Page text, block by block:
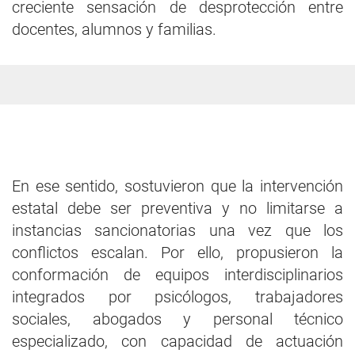
creciente sensación de desprotección entre
docentes, alumnos y familias.
En ese sentido, sostuvieron que la intervención
estatal debe ser preventiva y no limitarse a
instancias sancionatorias una vez que los
conflictos escalan. Por ello, propusieron la
conformación de equipos interdisciplinarios
integrados por psicólogos, trabajadores
sociales, abogados y personal técnico
especializado, con capacidad de actuación